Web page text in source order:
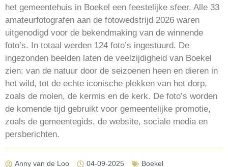
het gemeentehuis in Boekel een feestelijke sfeer. Alle 33
amateurfotografen aan de fotowedstrijd 2026 waren
uitgenodigd voor de bekendmaking van de winnende
foto’s. In totaal werden 124 foto’s ingestuurd. De
ingezonden beelden laten de veelzijdigheid van Boekel
zien: van de natuur door de seizoenen heen en dieren in
het wild, tot de echte iconische plekken van het dorp,
zoals de molen, de kermis en de kerk. De foto’s worden
de komende tijd gebruikt voor gemeentelijke promotie,
zoals de gemeentegids, de website, sociale media en
persberichten.
Anny van de Loo 04-09-2025 Boekel